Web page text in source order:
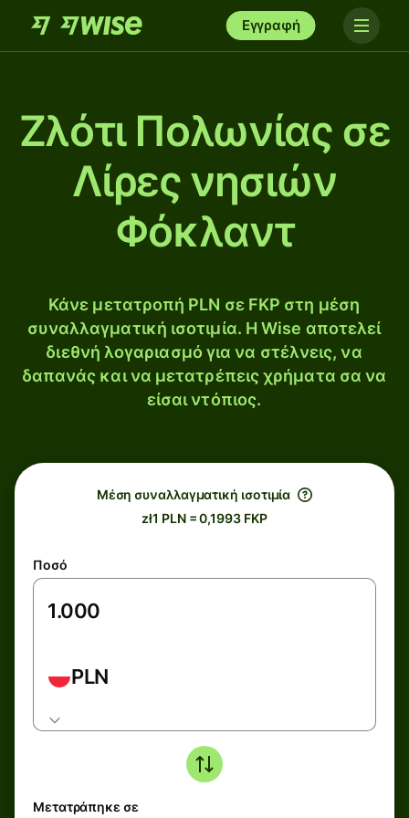
Εγγραφή
Ζλότι Πολωνίας σε
Λίρες νησιών
Φόκλαντ
Κάνε μετατροπή PLN σε FKP στη μέση
συναλλαγματική ισοτιμία. Η Wise αποτελεί
διεθνή λογαριασμό για να στέλνεις, να
δαπανάς και να μετατρέπεις χρήματα σα να
είσαι ντόπιος.
Μέση συναλλαγματική ισοτιμία
zł1 PLN = 0,1993 FKP
Ποσό
PLN
Μετατράπηκε σε